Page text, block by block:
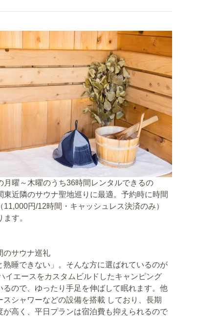
月曜～木曜のうち36時間レンタルできるの
東近隣のサウナ聖地巡りに最適。予約時に時間
11,000円/12時間・キャッシュレス決済のみ）
ます。
のサウナ巡礼
睡できない」。そんな方に選ばれているのが
イエースをカスタムビルドしたキャンピング
ので、ゆったり手足を伸ばして眠れます。他
シャワーなどの設備を搭載 しており、長期
高く、平日プランは宿泊費も抑えられるので